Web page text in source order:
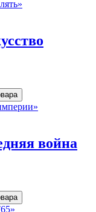
война